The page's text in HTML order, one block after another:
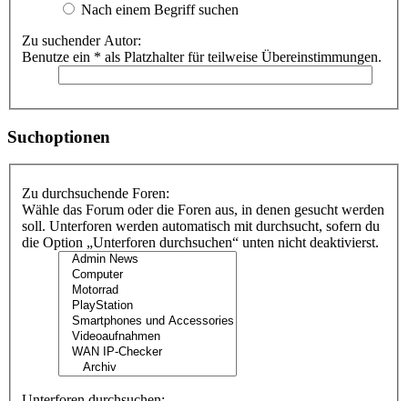
Nach einem Begriff suchen
Zu suchender Autor:
Benutze ein * als Platzhalter für teilweise Übereinstimmungen.
Suchoptionen
Zu durchsuchende Foren:
Wähle das Forum oder die Foren aus, in denen gesucht werden
soll. Unterforen werden automatisch mit durchsucht, sofern du
die Option „Unterforen durchsuchen“ unten nicht deaktivierst.